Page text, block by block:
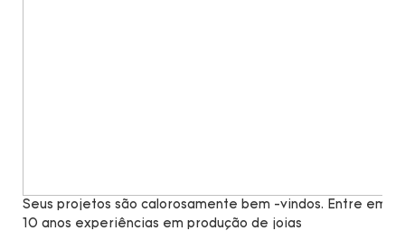
Seus projetos são calorosamente bem -vindos. Entre em
10 anos experiências em produção de joias